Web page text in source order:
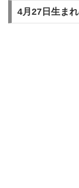
4月27日生ま